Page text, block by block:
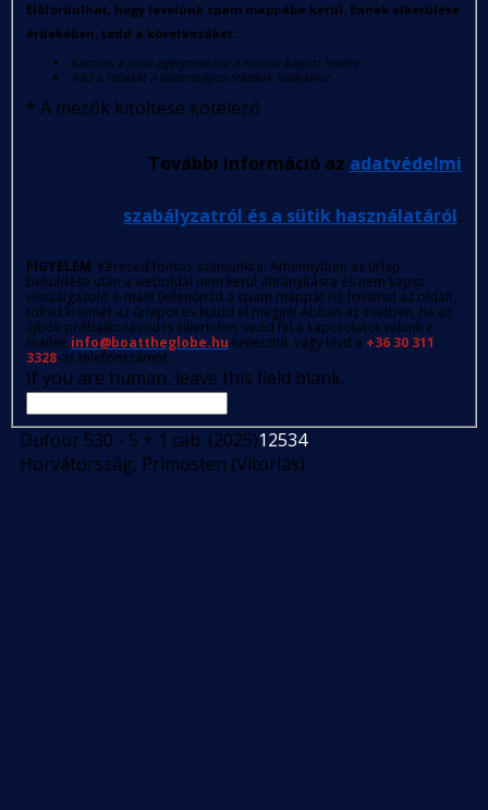
Előfordulhat, hogy levelünk spam mappába kerül. Ennek elkerülése
érdekében, tedd a következőket:
Kattints a jobb egérgombbal a tőlünk kapott levélre
Add a feladót a biztonságos feladók listájához
* A mezők kitöltése kötelező
További információ az adatvédelmi
szabályzatról és a sütik használatáról.
FIGYELEM: Kérésed fontos számunkra. Amennyiben az űrlap
beküldése után a weboldal nem kerül átirányításra és nem kapsz
visszaigazoló e-mailt (ellenőrizd a spam mappát is), frissítsd az oldalt,
töltsd ki ismét az űrlapot és küldd el megint! Abban az esetben, ha az
újbóli próbálkozásod is sikertelen, vedd fel a kapcsolatot velünk e-
mailen info@boattheglobe.hu keresztül, vagy hívd a +36 30 311
3328-as telefonszámot.
If you are human, leave this field blank.
Dufour 530 - 5 + 1 cab. (2025)12534
Horvátország, Primosten (Vitorlás)